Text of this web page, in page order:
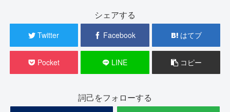
シェアする
Twitter Facebook はてブ
Pocket LINE コピー
詞己をフォローする